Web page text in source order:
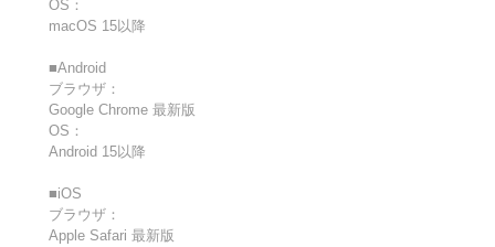
OS：
macOS 15以降
■Android
ブラウザ：
Google Chrome 最新版
OS：
Android 15以降
■iOS
ブラウザ：
Apple Safari 最新版